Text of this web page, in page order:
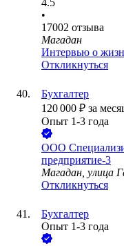
4.5
•
17002 отзыва
Магадан
Интервью о
Откликнуться
Бухгалтер
120 000 ₽ за
Опыт 1-3 года
ООО
предприятие-3
Магадан, улица
Откликнуться
Бухгалтер
Опыт 1-3 года